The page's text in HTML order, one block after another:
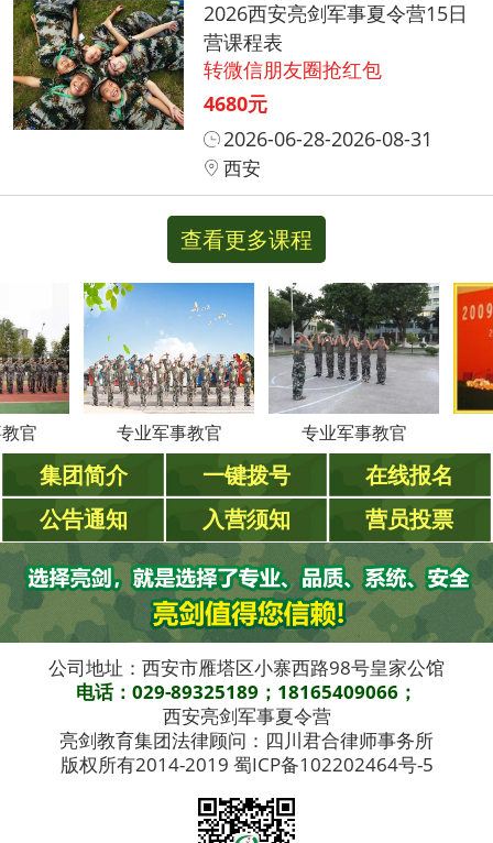
2026西安亮剑军事夏令营15日
营课程表
转微信朋友圈抢红包
4680元
2026-06-28-2026-08-31
西安
查看更多课程
专业军事教官 专业军事教官
集团简介 一键拨号
在线报名
公告通知
入营须知 营员投票
公司地址：西安市雁塔区小寨西路98号皇家公馆
电话：029-89325189；18165409066；
西安亮剑军事夏令营
亮剑教育集团法律顾问：四川君合律师事务所
版权所有2014-2019 蜀ICP备102202464号-5